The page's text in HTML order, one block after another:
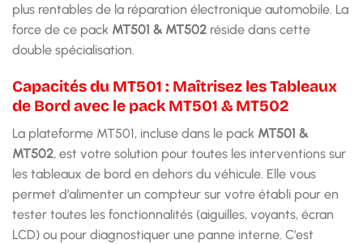
plus rentables de la réparation électronique automobile. La
force de ce pack MT501 & MT502 réside dans cette
double spécialisation.
Capacités du MT501 : Maîtrisez les Tableaux
de Bord avec le pack MT501 & MT502
La plateforme MT501, incluse dans le pack MT501 &
MT502, est votre solution pour toutes les interventions sur
les tableaux de bord en dehors du véhicule. Elle vous
permet d’alimenter un compteur sur votre établi pour en
tester toutes les fonctionnalités (aiguilles, voyants, écran
LCD) ou pour diagnostiquer une panne interne. C’est